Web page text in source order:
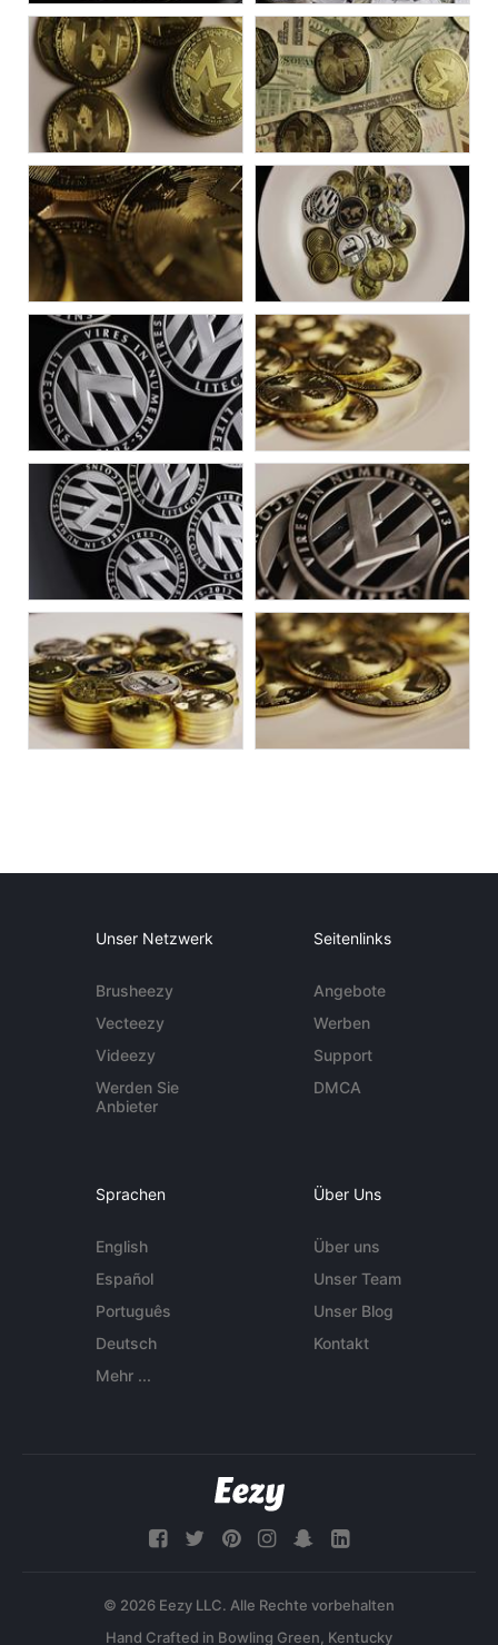
Unser Netzwerk
Brusheezy
Vecteezy
Videezy
Werden Sie
Anbieter
Seitenlinks
Angebote
Werben
Support
DMCA
Sprachen
English
Español
Português
Deutsch
Mehr ...
Über Uns
Über uns
Unser Team
Unser Blog
Kontakt
© 2026 Eezy LLC. Alle Rechte vorbehalten